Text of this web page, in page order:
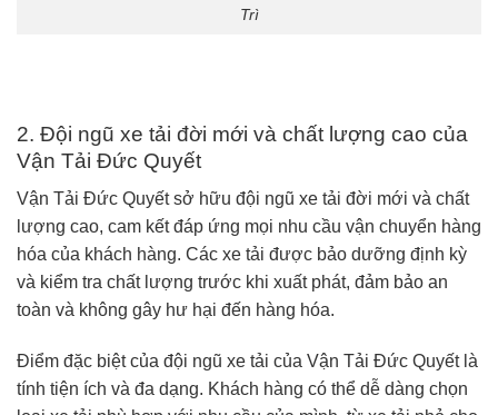
Trì
2. Đội ngũ xe tải đời mới và chất lượng cao của
Vận Tải Đức Quyết
Vận Tải Đức Quyết sở hữu đội ngũ xe tải đời mới và chất
lượng cao, cam kết đáp ứng mọi nhu cầu vận chuyển hàng
hóa của khách hàng. Các xe tải được bảo dưỡng định kỳ
và kiểm tra chất lượng trước khi xuất phát, đảm bảo an
toàn và không gây hư hại đến hàng hóa.
Điểm đặc biệt của đội ngũ xe tải của Vận Tải Đức Quyết là
tính tiện ích và đa dạng. Khách hàng có thể dễ dàng chọn